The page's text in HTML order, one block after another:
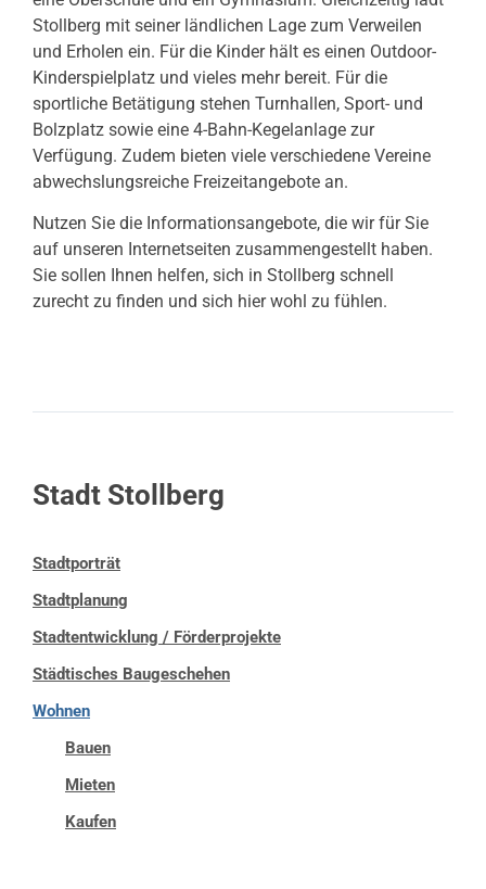
Stollberg mit seiner ländlichen Lage zum Verweilen
und Erholen ein. Für die Kinder hält es einen Outdoor-
Kinderspielplatz und vieles mehr bereit. Für die
sportliche Betätigung stehen Turnhallen, Sport- und
Bolzplatz sowie eine 4-Bahn-Kegelanlage zur
Verfügung. Zudem bieten viele verschiedene Vereine
abwechslungsreiche Freizeitangebote an.
Nutzen Sie die Informationsangebote, die wir für Sie
auf unseren Internetseiten zusammengestellt haben.
Sie sollen Ihnen helfen, sich in Stollberg schnell
zurecht zu finden und sich hier wohl zu fühlen.
Stadt Stollberg
Stadtporträt
Stadtplanung
Stadtentwicklung / Förderprojekte
Städtisches Baugeschehen
Wohnen
Bauen
Mieten
Kaufen